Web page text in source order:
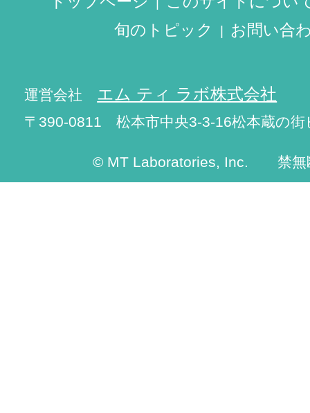
旬のトピック
お問い合
運営会社 エム ティ ラボ株式会社
〒390-0811 松本市中央3-3-16松本蔵の街
© MT Laboratories, Inc. 禁無